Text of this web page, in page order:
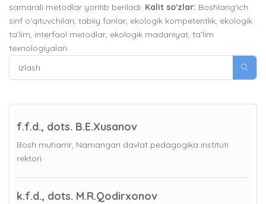
samarali metodlar yoritib beriladi. Kalit so'zlar: Boshlang‘ich
sinf o‘qituvchilari, tabiiy fanlar, ekologik kompetentlik, ekologik
ta’lim, interfaol metodlar, ekologik madaniyat, ta’lim
texnologiyalari.
f.f.d., dots. B.E.Xusanov
Bosh muharrir, Namangan davlat pedagogika instituti
rektori
k.f.d., dots. M.R.Qodirxonov